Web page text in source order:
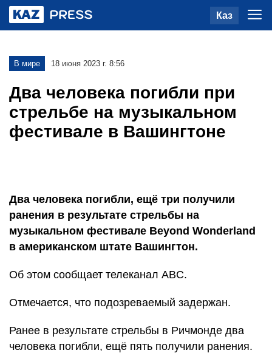
Каз
В мире 18 июня 2023 г. 8:56
Два человека погибли при
стрельбе на музыкальном
фестивале в Вашингтоне
Два человека погибли, ещё три получили
ранения в результате стрельбы на
музыкальном фестивале Beyond Wonderland
в американском штате Вашингтон.
Об этом сообщает телеканал ABC.
Отмечается, что подозреваемый задержан.
Ранее в результате стрельбы в Ричмонде два
человека погибли, ещё пять получили ранения.